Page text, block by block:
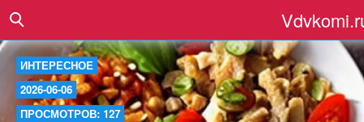
ИНТЕРЕСНОЕ
2026-06-06
ПРОСМОТРОВ: 127